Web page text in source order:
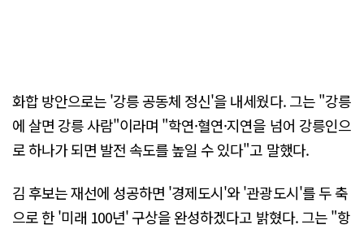
화합 방안으로는 '강릉 공동체 정신'을 내세웠다. 그는 "강릉
에 살면 강릉 사람"이라며 "학연·혈연·지연을 넘어 강릉인으
로 하나가 되면 발전 속도를 높일 수 있다"고 말했다.
김 후보는 재선에 성공하면 '경제도시'와 '관광도시'를 두 축
으로 한 '미래 100년' 구상을 완성하겠다고 밝혔다. 그는 "항